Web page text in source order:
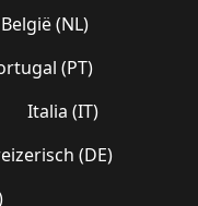
België (NL)
(PT)
Italia (IT)
(DE)